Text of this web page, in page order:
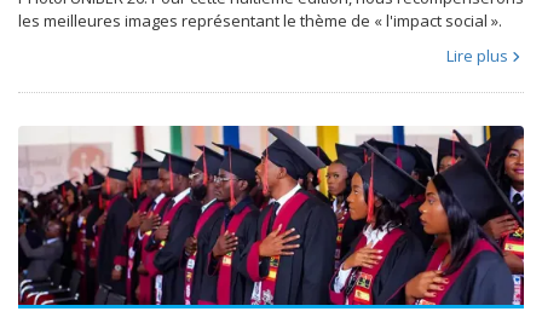
les meilleures images représentant le thème de « l'impact social ».
Lire plus